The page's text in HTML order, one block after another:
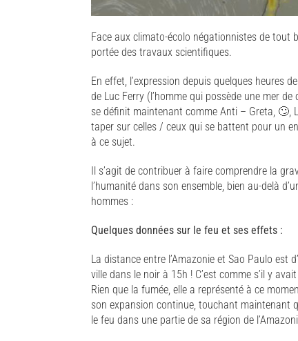
Face aux climato-écolo négationnistes de tout
portée des travaux scientifiques.
En effet, l’expression depuis quelques heures
de Luc Ferry (l’homme qui possède une mer
se définit maintenant comme Anti – Greta, 🙄,
taper sur celles / ceux qui se battent pour un
à ce sujet.
Il s’agit de contribuer à faire comprendre la
l’humanité dans son ensemble, bien au-delà
hommes :
Quelques données sur le feu et ses effets :
La distance entre l’Amazonie et Sao Paulo est
ville dans le noir à 15h ! C’est comme s’il y
Rien que la fumée, elle a représenté à ce
son expansion continue, touchant maintenant
le feu dans une partie de sa région de